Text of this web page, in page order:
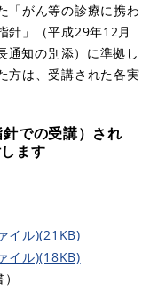
「がん等の診療に携わ
針」（平成29年12月
通知の別添）に準拠し
方は、受講された各実
での受講）され
ます
イル)(21KB)
イル)(18KB)